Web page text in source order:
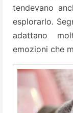
tendevano
esplorarlo.
adattano
emozioni che